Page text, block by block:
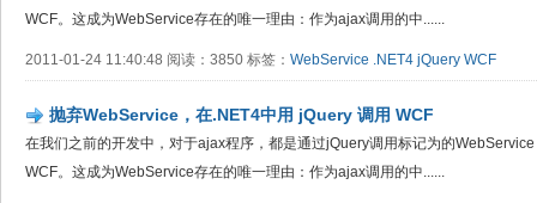
WCF。这成为WebService存在的唯一理由：作为ajax调用的中......
2011-01-24 11:40:48 阅读：3850 标签： WebService .NET4 jQuery WCF
抛弃WebService，在.NET4中用 jQuery 调用 WCF
在我们之前的开发中，对于ajax程序，都是通过jQuery调用标记为的
WCF。这成为WebService存在的唯一理由：作为ajax调用的中......